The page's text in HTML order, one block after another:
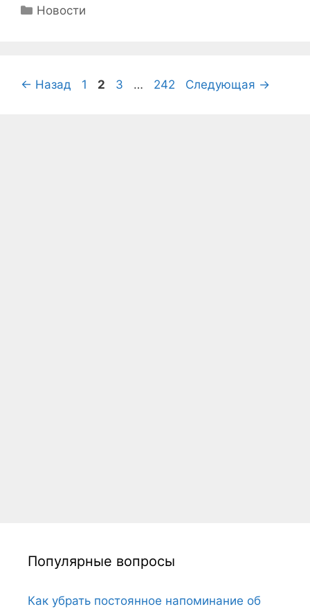
Рубрики
Новости
← Назад Страница
1 Страница
2 Страница
3 … Страница
242 Следующая →
Популярные вопросы
Как убрать постоянное напоминание об